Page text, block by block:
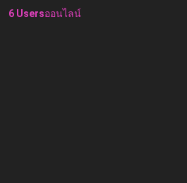
6 Usersออนไลน์